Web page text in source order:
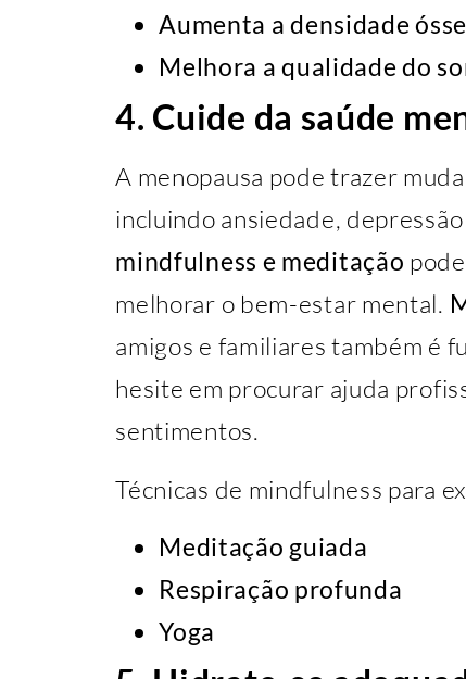
Aumenta a densidade
Melhora a qualidade do
4. Cuide da saúde
A menopausa pode trazer
incluindo ansiedade,
mindfulness e meditação
melhorar o bem-estar mental.
amigos e familiares também é
hesite em procurar ajuda
sentimentos.
Técnicas de mindfulness para
Meditação guiada
Respiração profunda
Yoga